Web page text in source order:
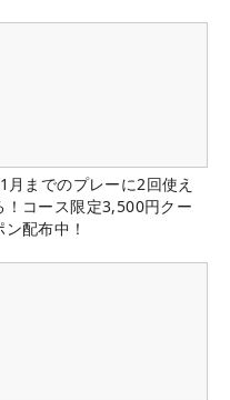
月までのプレーに2回使え
！コース限定3,500円クー
ン配布中！